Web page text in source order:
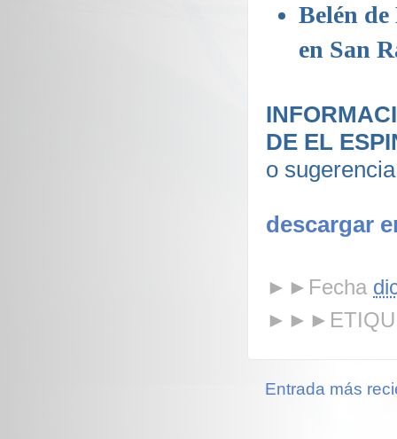
Belén
en San
DE EL
o
descargar
►►Fecha
Entrada más